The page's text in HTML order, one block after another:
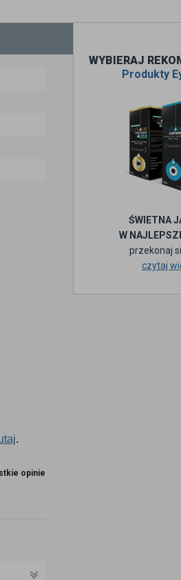
.
opinie
WYBIERAJ
Produkty
ŚWIETNA
W
przekonaj
czytaj